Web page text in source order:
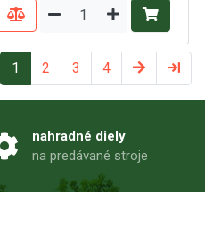
1 2 3 4
nahradné diely
na predávané stroje